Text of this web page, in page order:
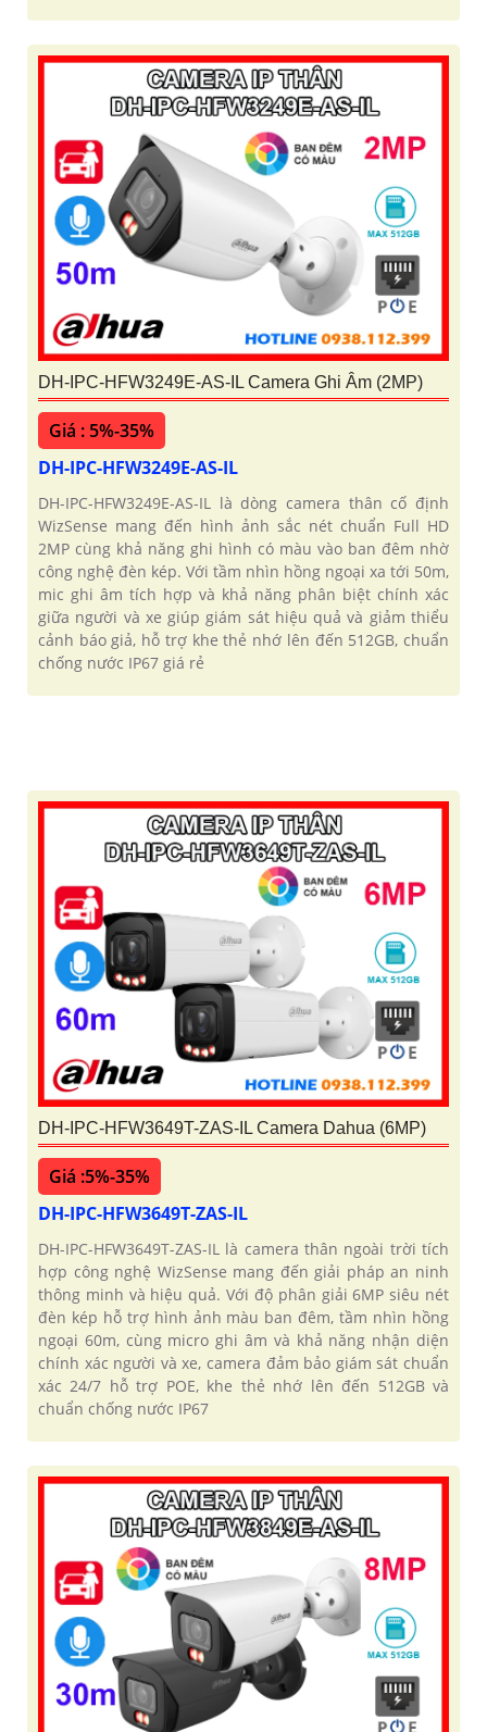
DH-IPC-HFW3249E-AS-IL Camera Ghi Âm (2MP)
Giá : 5%-35%
DH-IPC-HFW3249E-AS-IL
DH-IPC-HFW3249E-AS-IL là dòng camera thân cố định
WizSense mang đến hình ảnh sắc nét chuẩn Full HD
2MP cùng khả năng ghi hình có màu vào ban đêm nhờ
công nghệ đèn kép. Với tầm nhìn hồng ngoại xa tới 50m,
mic ghi âm tích hợp và khả năng phân biệt chính xác
giữa người và xe giúp giám sát hiệu quả và giảm thiểu
cảnh báo giả, hỗ trợ khe thẻ nhớ lên đến 512GB, chuẩn
chống nước IP67 giá rẻ
DH-IPC-HFW3649T-ZAS-IL Camera Dahua (6MP)
Giá :5%-35%
DH-IPC-HFW3649T-ZAS-IL
DH-IPC-HFW3649T-ZAS-IL là camera thân ngoài trời tích
hợp công nghệ WizSense mang đến giải pháp an ninh
thông minh và hiệu quả. Với độ phân giải 6MP siêu nét
đèn kép hỗ trợ hình ảnh màu ban đêm, tầm nhìn hồng
ngoại 60m, cùng micro ghi âm và khả năng nhận diện
chính xác người và xe, camera đảm bảo giám sát chuẩn
xác 24/7 hỗ trợ POE, khe thẻ nhớ lên đến 512GB và
chuẩn chống nước IP67